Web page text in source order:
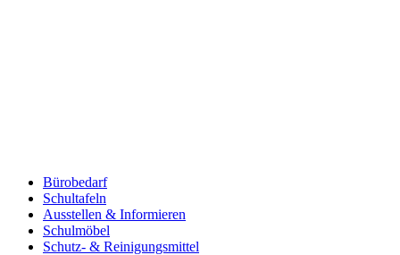
Bürobedarf
Schultafeln
Ausstellen & Informieren
Schulmöbel
Schutz- & Reinigungsmittel